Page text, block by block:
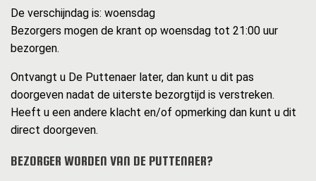
De verschijndag is: woensdag
Bezorgers mogen de krant op woensdag tot 21:00 uur
bezorgen.
Ontvangt u De Puttenaer later, dan kunt u dit pas
doorgeven nadat de uiterste bezorgtijd is verstreken.
Heeft u een andere klacht en/of opmerking dan kunt u dit
direct doorgeven.
BEZORGER WORDEN VAN DE PUTTENAER?